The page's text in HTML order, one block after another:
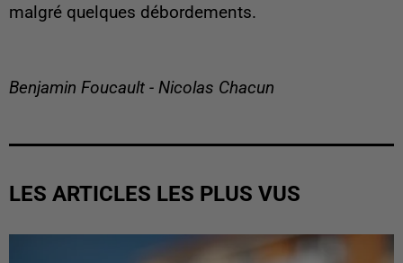
malgré quelques débordements.
Benjamin Foucault - Nicolas Chacun
LES ARTICLES LES PLUS VUS